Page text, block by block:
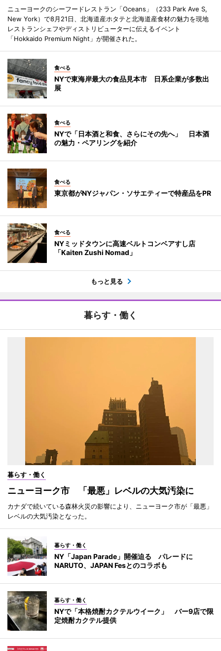
ニューヨークのシーフードレストラン「Oceans」（233 Park Ave S,
New York）で8月21日、北海道産ホタテと北海道産食材の魅力を現地
レストランシェフやディストリビューターに伝えるイベント
「Hokkaido Premium Night」が開催された。
食べる
NYで東海岸最大の食品見本市 日系企業が多数出
展
食べる
NYで「日本酒と和食、さらにその先へ」 日本酒
の魅力・ペアリングを紹介
食べる
東京都がNYジャパン・ソサエティーで特産品をPR
食べる
NYミッドタウンに高速ベルトコンベアすし店
「Kaiten Zushi Nomad」
もっと見る
暮らす・働く
暮らす・働く
ニューヨーク市 「最悪」レベルの大気汚染に
カナダで続いている森林火災の影響により、ニューヨーク市が「最悪」
レベルの大気汚染となった。
暮らす・働く
NY「Japan Parade」開催迫る パレードに
NARUTO、JAPAN Fesとのコラボも
暮らす・働く
NYで「本格焼酎カクテルウイーク」 バー9店で限
定焼酎カクテル提供